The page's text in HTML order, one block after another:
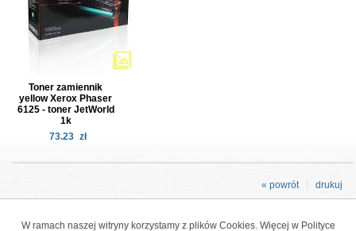
Toner zamiennik
yellow Xerox Phaser
6125 - toner JetWorld
1k
73.23 zł
drukuj
« powrót
W ramach naszej witryny korzystamy z plików Cookies. Więcej w Polityce